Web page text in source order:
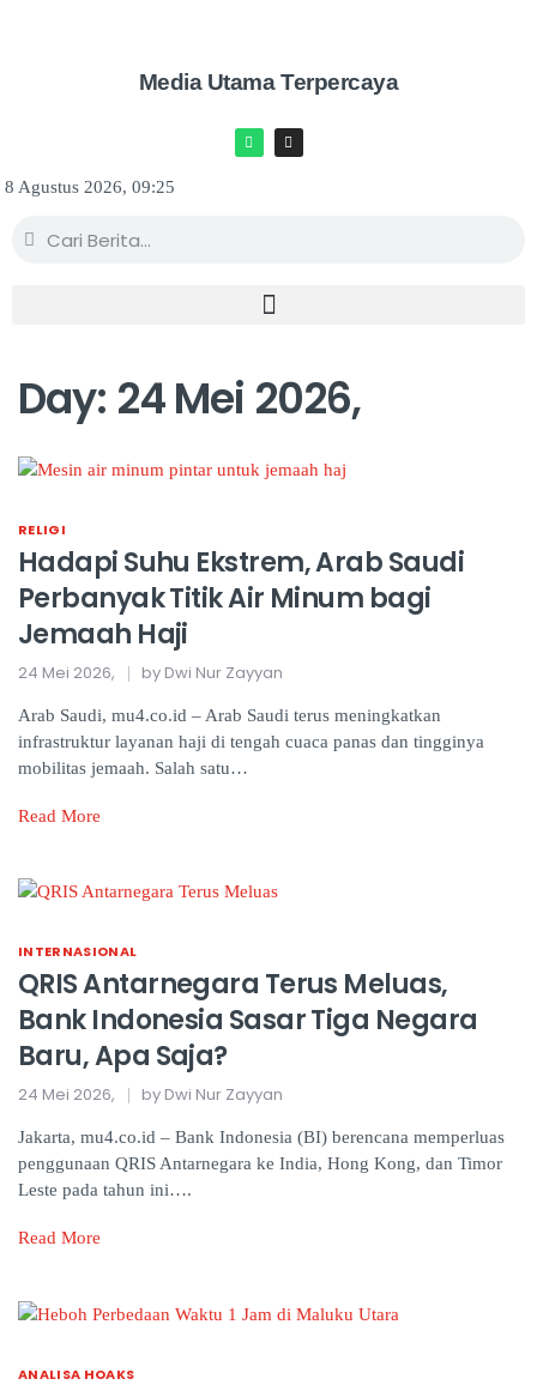
Media Utama Terpercaya
8 Agustus 2026, 09:25
Day: 24 Mei 2026,
RELIGI
Hadapi Suhu Ekstrem, Arab Saudi
Perbanyak Titik Air Minum bagi
Jemaah Haji
24 Mei 2026, by Dwi Nur Zayyan
Arab Saudi, mu4.co.id – Arab Saudi terus meningkatkan
infrastruktur layanan haji di tengah cuaca panas dan tingginya
mobilitas jemaah. Salah satu…
Read More
INTERNASIONAL
QRIS Antarnegara Terus Meluas,
Bank Indonesia Sasar Tiga Negara
Baru, Apa Saja?
24 Mei 2026, by Dwi Nur Zayyan
Jakarta, mu4.co.id – Bank Indonesia (BI) berencana memperluas
penggunaan QRIS Antarnegara ke India, Hong Kong, dan Timor
Leste pada tahun ini….
Read More
ANALISA HOAKS